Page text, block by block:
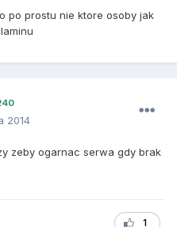
po prostu nie ktore osoby jak
2014
zeby ogarnac serwa gdy brak
1